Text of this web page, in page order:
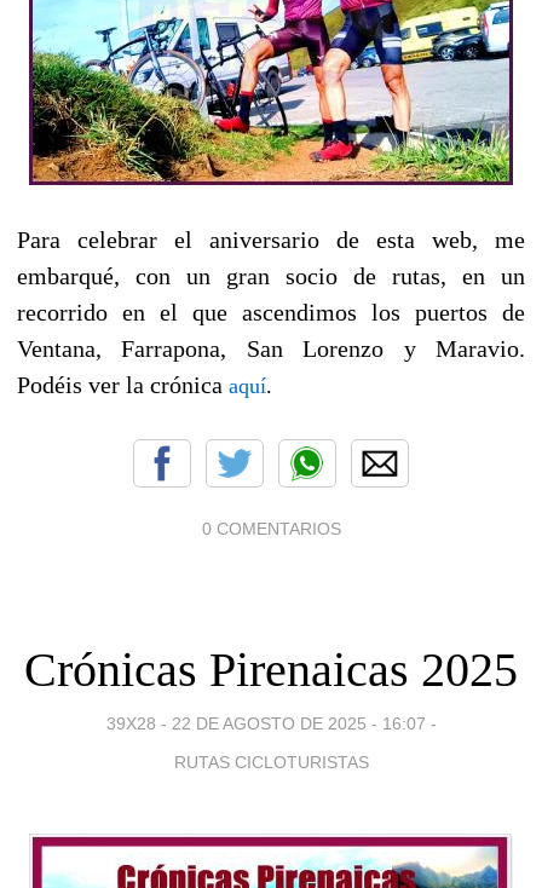
Para celebrar el aniversario de esta web, me
embarqué, con un gran socio de rutas, en un
recorrido en el que ascendimos los puertos de
Ventana, Farrapona, San Lorenzo y Maravio.
Podéis ver la crónica aquí.
0 COMENTARIOS
Crónicas Pirenaicas 2025
39X28 - 22 DE AGOSTO DE 2025 - 16:07 -
RUTAS CICLOTURISTAS